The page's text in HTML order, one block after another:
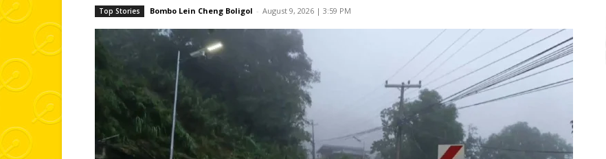
Top Stories Bombo Lein Cheng Boligol - August 9, 2026 | 3:59 PM